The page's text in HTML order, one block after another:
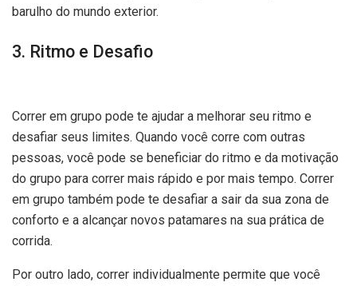
barulho do mundo exterior.
3. Ritmo e Desafio
Correr em grupo pode te ajudar a melhorar seu ritmo e
desafiar seus limites. Quando você corre com outras
pessoas, você pode se beneficiar do ritmo e da motivação
do grupo para correr mais rápido e por mais tempo. Correr
em grupo também pode te desafiar a sair da sua zona de
conforto e a alcançar novos patamares na sua prática de
corrida.
Por outro lado, correr individualmente permite que você